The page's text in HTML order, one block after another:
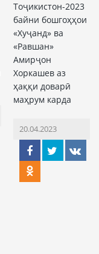
Тоҷикистон-2023
байни бошгоҳҳои
«Хуҷанд» ва
«Равшан»
Амирҷон
Хоркашев аз
ҳаққи доварӣ
маҳрум карда
20.04.2023